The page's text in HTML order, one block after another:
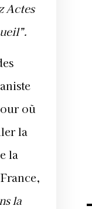
Actes
où
la
la
la